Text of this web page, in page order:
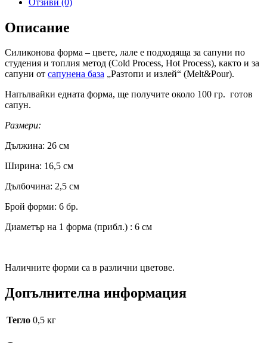
Описание
Силиконова форма – цветe, лале е подходяща за сапуни по
студения и топлия метод (Cold Process, Hot Process), както и за
сапуни от сапунена база „Разтопи и излей“ (Melt&Pour).
Напълвайки едната форма, ще получите около 100 гр. готов
сапун.
Размери:
Дължина: 26 см
Ширина: 16,5 см
Дълбочина: 2,5 см
Брой форми: 6 бр.
Диаметър на 1 форма (прибл.) : 6 см
Наличните форми са в различни цветове.
Допълнителна информация
Тегло 0,5 кг